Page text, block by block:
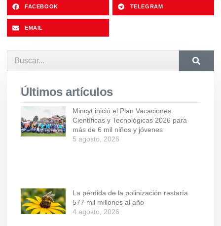
FACEBOOK TELEGRAM
EMAIL
Últimos artículos
Mincyt inició el Plan Vacaciones
Científicas y Tecnológicas 2026 para
más de 6 mil niños y jóvenes
5 agosto, 2026
La pérdida de la polinización restaría
577 mil millones al año
4 agosto, 2026